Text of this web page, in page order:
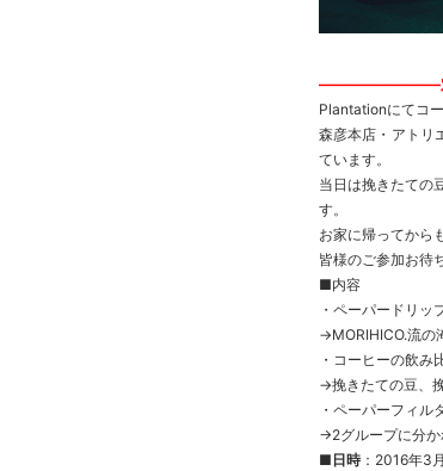
————————–定
Plantationにてコ
森彦本店・アトリ
ています。
当日は挽きたての
す。
お家に帰ってから
皆様のご参加お待
■内容
・ペーパードリッ
→MORIHICO.流の
・コーヒーの飲み
→挽きたての豆、
・ペーパーフィル
→2グループに分か
■日時：2016年3